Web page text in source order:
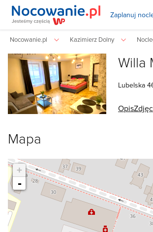
Zaplanuj
Nocowanie.pl Kazimierz Dolny
Willa
Lubelska
Opis
Mapa
+
-